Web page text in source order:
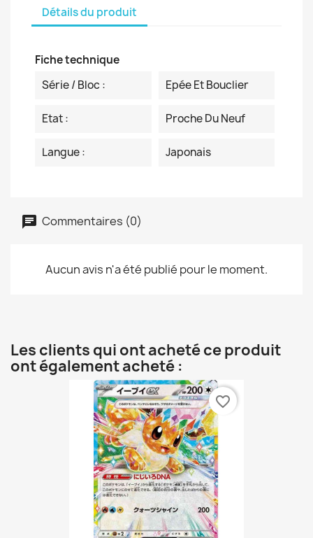
Détails du produit
Fiche technique
Série / Bloc :
Epée Et Bouclier
Etat : Proche Du Neuf
Langue : Japonais
Commentaires (0)
Aucun avis n'a été publié pour le moment.
Les clients qui ont acheté ce produit
ont également acheté :
favorite_border